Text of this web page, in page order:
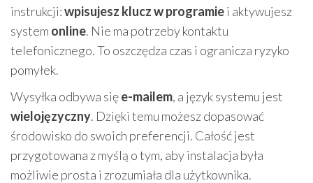
instrukcji:wpisujesz klucz w programiei aktywujesz
system online. Nie ma potrzeby kontaktu
telefonicznego. To oszczędza czas i ogranicza ryzyko
pomyłek.
Wysyłka odbywa sięe-mailem, a język systemu jest
wielojęzyczny. Dzięki temu możesz dopasować
środowisko do swoich preferencji. Całość jest
przygotowana z myślą o tym, aby instalacja była
możliwie prosta i zrozumiała dla użytkownika.